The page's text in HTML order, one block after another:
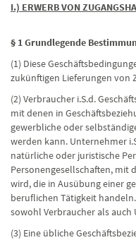
I.) ERWERB VON
§ 1 Grundlegende
(1) Diese
zukünftigen Lieferungen von
(2) Verbraucher i.S.d.
mit denen in
gewerbliche oder
werden kann. Unternehmer
natürliche oder juristische
Personengesellschaften, mit
wird, die in Ausübung einer
beruflichen Tätigkeit
sowohl Verbraucher als auch
(3) Eine übliche